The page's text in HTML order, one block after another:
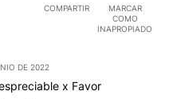
como parte de su
COMPARTIR
MARCAR
COMO
INAPROPIADO
DE 2022
x Favor